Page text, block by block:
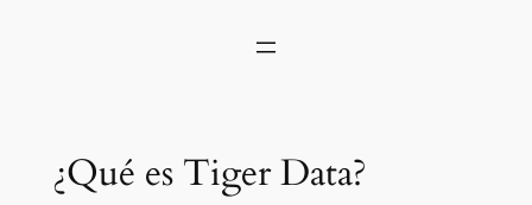
¿Qué es Tiger Data?